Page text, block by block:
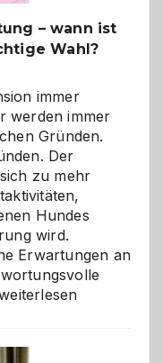
– wann ist
Wahl?
immer
werden immer
Gründen.
Der
zu mehr
Hundes
wird.
Erwartungen an